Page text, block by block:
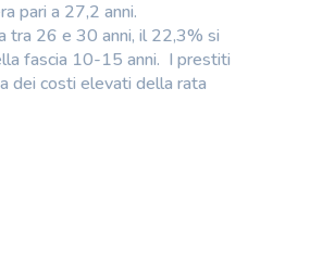
pari a 27,2 anni.
tra 26 e 30 anni, il 22,3% si
fascia 10-15 anni. I prestiti
dei costi elevati della rata